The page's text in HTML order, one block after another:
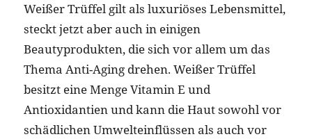
Weißer Trüffel gilt als luxuriöses Lebensmittel,
steckt jetzt aber auch in einigen
Beautyprodukten, die sich vor allem um das
Thema Anti-Aging drehen. Weißer Trüffel
besitzt eine Menge Vitamin E und
Antioxidantien und kann die Haut sowohl vor
schädlichen Umwelteinflüssen als auch vor